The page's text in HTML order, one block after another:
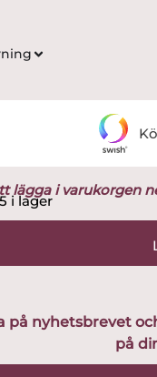
lägga i varukorgen
5 i lager
på nyhetsbrevet
på